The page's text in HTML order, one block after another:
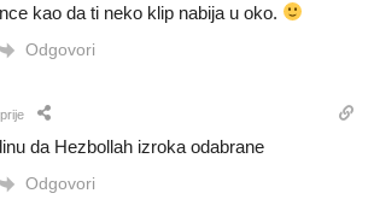
kao da ti neko klip nabija u oko.
Odgovori
da Hezbollah izroka odabrane
Odgovori